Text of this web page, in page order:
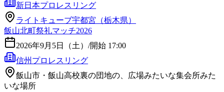
新日本プロレスリング
ライトキューブ宇都宮（栃木県）
飯山北町祭礼マッチ2026
2026年9月5日（土） /開始 17:00
信州プロレスリング
飯山市・飯山高校裏の団地の、広場みたいな集会所みた
いな場所